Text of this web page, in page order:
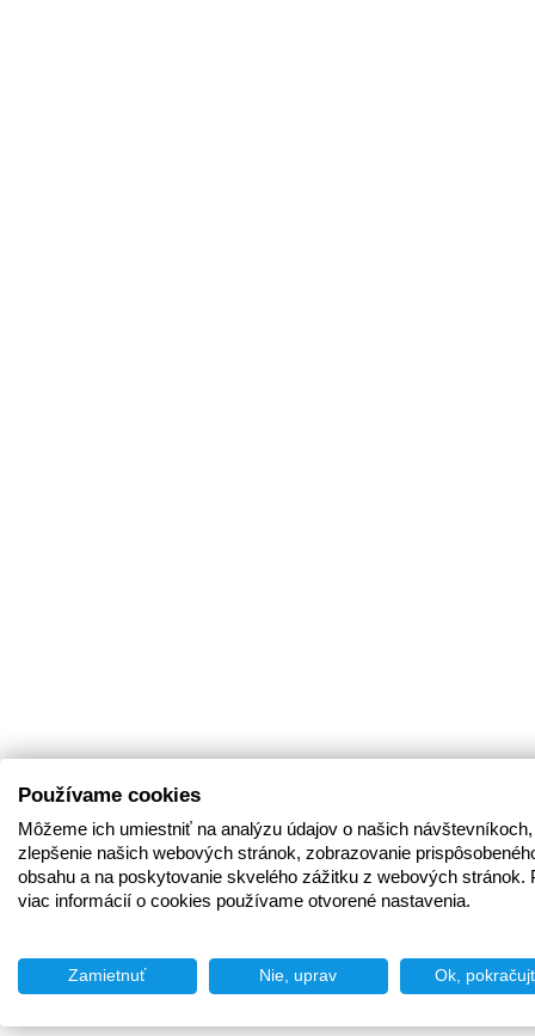
Používame cookies
Môžeme ich umiestniť na analýzu údajov o našich
zlepšenie našich webových stránok, zobrazovanie
obsahu a na poskytovanie skvelého zážitku z webových stránok.
viac informácií o cookies používame otvorené nastavenia.
Zamietnuť Nie, uprav Ok,